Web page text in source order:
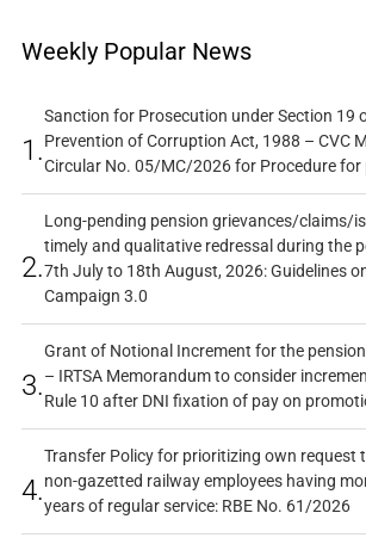
Weekly Popular News
1.
Sanction for Prosecution under Section 19
Prevention of Corruption Act, 1988 – CVC
Circular No. 05/MC/2026 for Procedure for
2.
Long-pending pension grievances/claims/
timely and qualitative redressal during the
7th July to 18th August, 2026: Guidelines
Campaign 3.0
3.
Grant of Notional Increment for the
– IRTSA Memorandum to consider
Rule 10 after DNI fixation of pay on
4.
Transfer Policy for prioritizing own request
non-gazetted railway employees having
years of regular service: RBE No. 61/2026